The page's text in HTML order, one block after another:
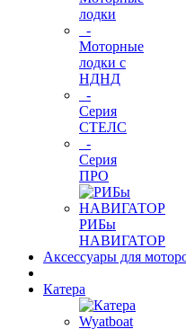
лодки
-
Моторные
лодки с
НДНД
-
Серия
СТЕЛС
-
Серия
ПРО
РИБы
НАВИГАТОР
Аксессуары для
Катера